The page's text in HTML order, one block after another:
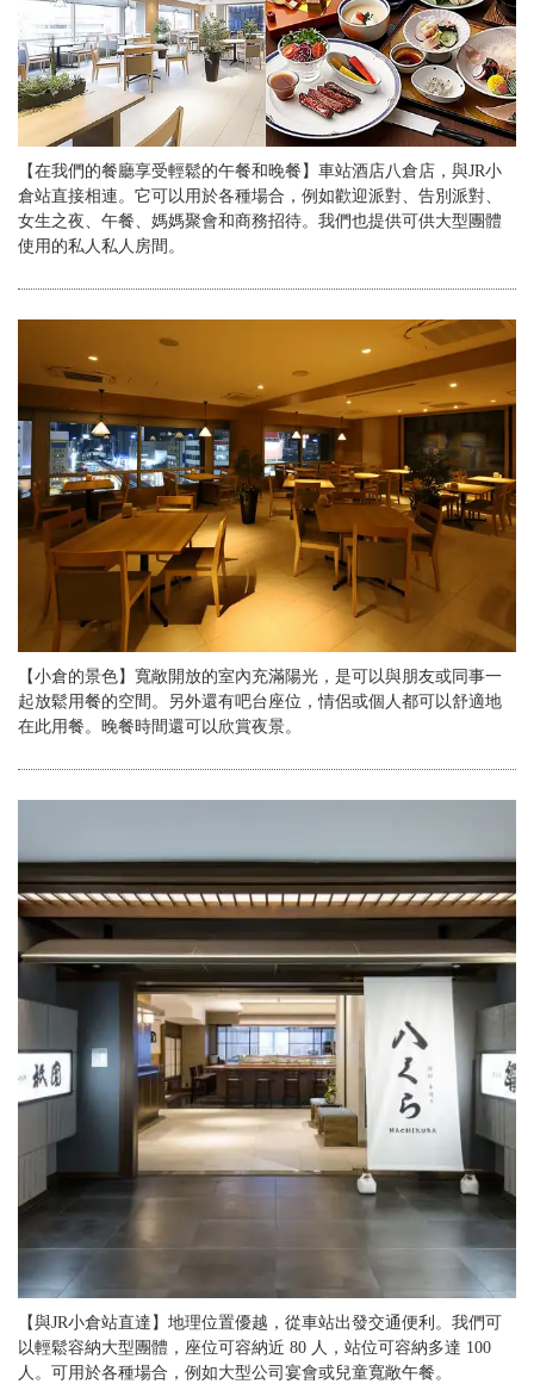
【在我們的餐廳享受輕鬆的午餐和晚餐】車站酒店八倉店，與JR小
倉站直接相連。它可以用於各種場合，例如歡迎派對、告別派對、
女生之夜、午餐、媽媽聚會和商務招待。我們也提供可供大型團體
使用的私人私人房間。
【小倉的景色】寬敞開放的室內充滿陽光，是可以與朋友或同事一
起放鬆用餐的空間。另外還有吧台座位，情侶或個人都可以舒適地
在此用餐。晚餐時間還可以欣賞夜景。
【與JR小倉站直達】地理位置優越，從車站出發交通便利。我們可
以輕鬆容納大型團體，座位可容納近 80 人，站位可容納多達 100
人。可用於各種場合，例如大型公司宴會或兒童寬敞午餐。